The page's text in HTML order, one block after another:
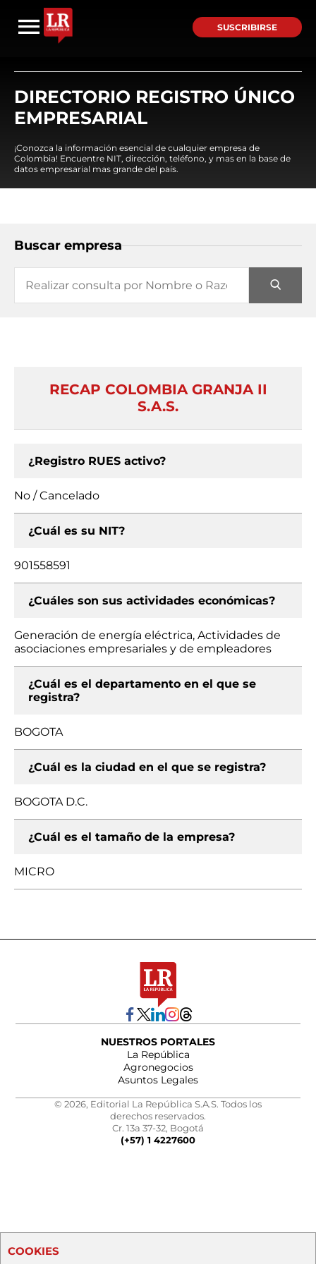
SUSCRIBIRSE
DIRECTORIO REGISTRO ÚNICO
EMPRESARIAL
¡Conozca la información esencial de cualquier empresa de
Colombia! Encuentre NIT, dirección, teléfono, y mas en la base de
datos empresarial mas grande del país.
Buscar empresa
RECAP COLOMBIA GRANJA II
S.A.S.
¿Registro RUES activo?
No / Cancelado
¿Cuál es su NIT?
901558591
¿Cuáles son sus actividades económicas?
Generación de energía eléctrica, Actividades de
asociaciones empresariales y de empleadores
¿Cuál es el departamento en el que se
registra?
BOGOTA
¿Cuál es la ciudad en el que se registra?
BOGOTA D.C.
¿Cuál es el tamaño de la empresa?
MICRO
NUESTROS PORTALES
La República
Agronegocios
Asuntos Legales
© 2026, Editorial La República S.A.S. Todos los
derechos reservados.
Cr. 13a 37-32, Bogotá
(+57) 1 4227600
COOKIES